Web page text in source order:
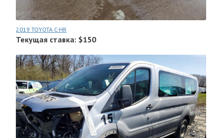
2019 TOYOTA C-HR
Текущая ставка: $150